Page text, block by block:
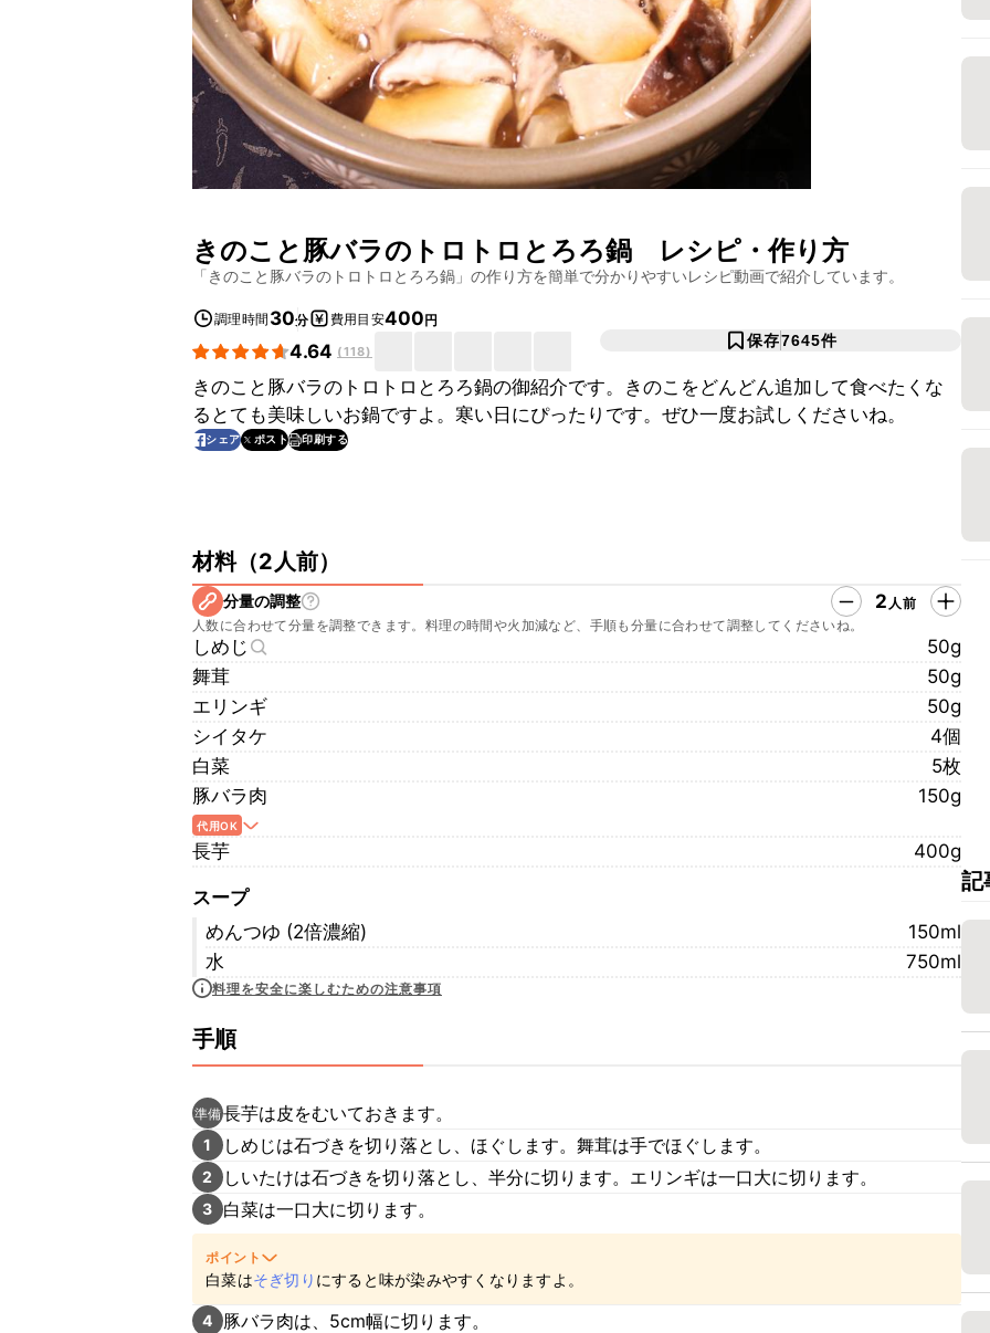
きのこと豚バラのトロトロとろろ鍋 レシピ・作り方
「きのこと豚バラのトロトロとろろ鍋 」の作り方を簡単で分かりやすいレシピ動画で紹介しています。
調理時間 30分 費用目安400円
4.64 (118)
保存7645件
きのこと豚バラのトロトロとろろ鍋の御紹介です。きのこをどんどん追加して食べたくな
るとても美味しいお鍋ですよ。寒い日にぴったりです。ぜひ一度お試しくださいね。
シェア ポスト 印刷する
材料（2人前）
分量の調整 2 人前
人数に合わせて分量を調整できます。料理の時間や火加減など、手順も分量に合わせて調整してくださいね。
しめじ
50g
舞茸
50g
エリンギ
50g
シイタケ
4個
白菜
5枚
豚バラ肉
150g
代用OK
長芋 400g
スープ
めんつゆ (2倍濃縮)
150ml
水
750ml
料理を安全に楽しむための注意事項
手順
準備長芋は皮をむいておきます。
1 しめじは石づきを切り落とし、ほぐします。舞茸は手でほぐします。
2 しいたけは石づきを切り落とし、半分に切ります。エリンギは一口大に切ります。
3 白菜は一口大に切ります。
ポイント
白菜はそぎ切り にすると味が染みやすくなりますよ。
4 豚バラ肉は、5cm幅に切ります。
記